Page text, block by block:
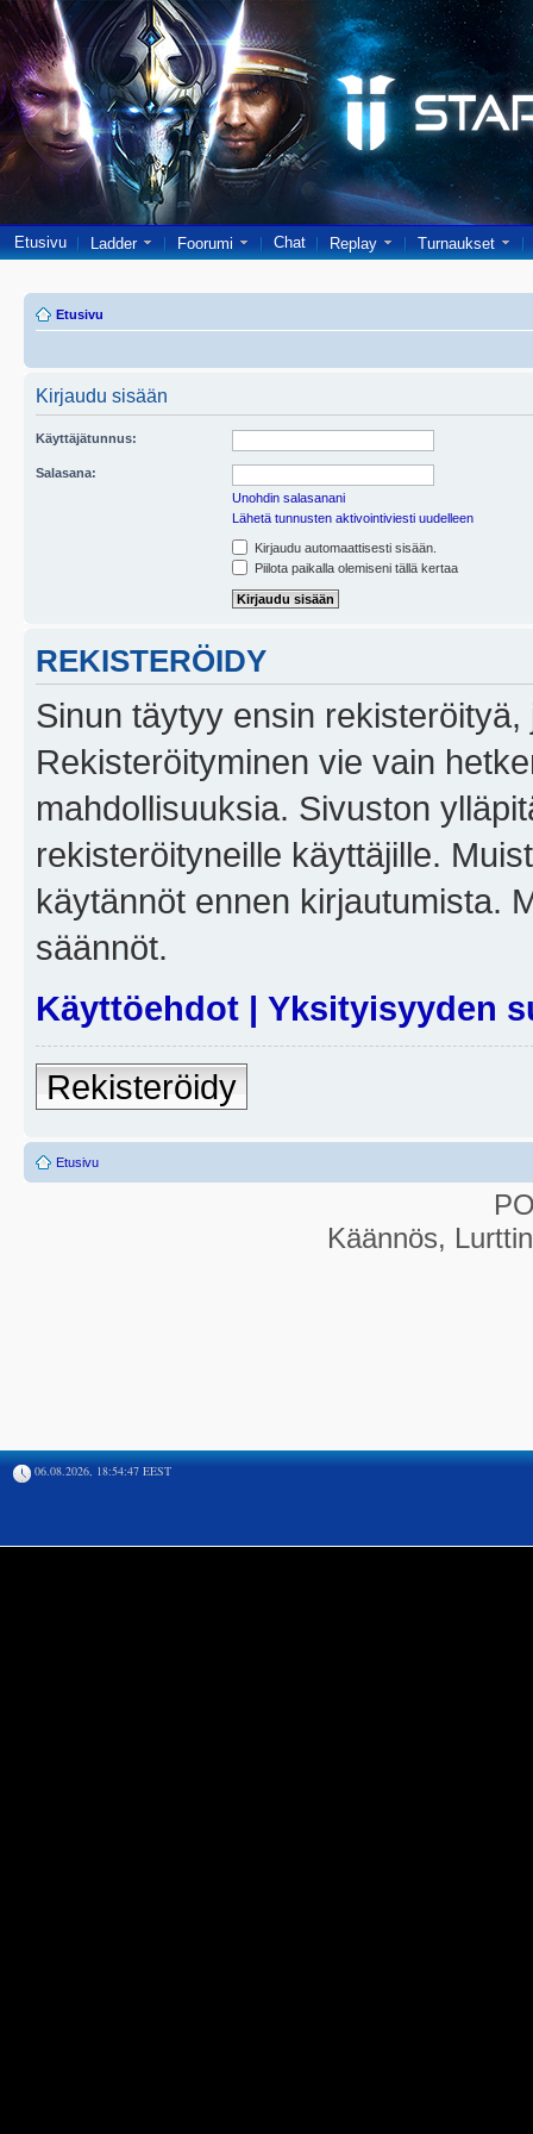
Etusivu Ladder Foorumi Chat Replay Turnaukset
Etusivu
Kirjaudu sisään
Käyttäjätunnus:
Salasana:
Unohdin salasanani
Lähetä tunnusten aktivointiviesti uudelleen
Kirjaudu automaattisesti sisään.
Piilota paikalla olemiseni tällä kertaa
REKISTERÖIDY
Sinun täytyy ensin
Rekisteröityminen vie vain
mahdollisuuksia. Sivuston
rekisteröityneille käyttäjille.
käytännöt ennen kirjautumista.
säännöt.
Käyttöehdot | Yksityisyyden
Rekisteröidy
Etusivu
Käännös,
06.08.2026, 18:54:47 EEST